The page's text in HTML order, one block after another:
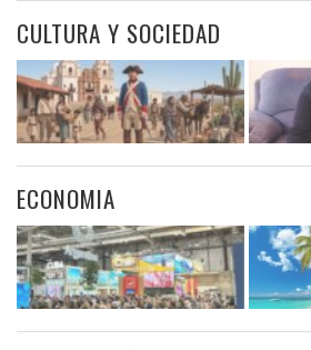
CULTURA Y SOCIEDAD
ECONOMIA